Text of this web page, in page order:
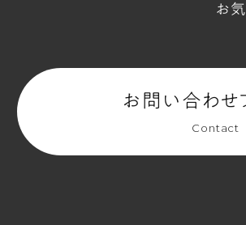
お
お問い合わせ
Contact